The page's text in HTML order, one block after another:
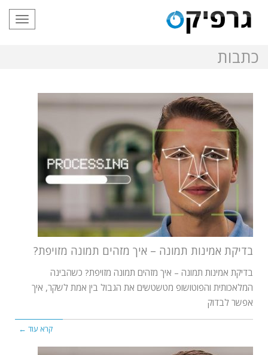
כתבות
בדיקת אמינות תמונה – איך מזהים תמונה מזויפת?
בדיקת אמינות תמונה – איך מזהים תמונה מזויפת? כשהבינה
המלאכותית והפוטושופ מטשטשים את הגבול בין אמת לשקר, איך
אפשר לבדוק
קרא עוד ←